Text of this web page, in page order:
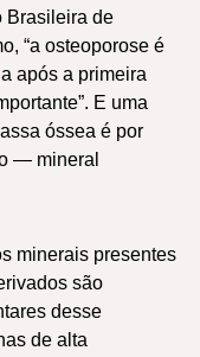
Brasileira de
“a osteoporose é
após a primeira
E uma
óssea é por
— mineral
minerais presentes
são
desse
de alta